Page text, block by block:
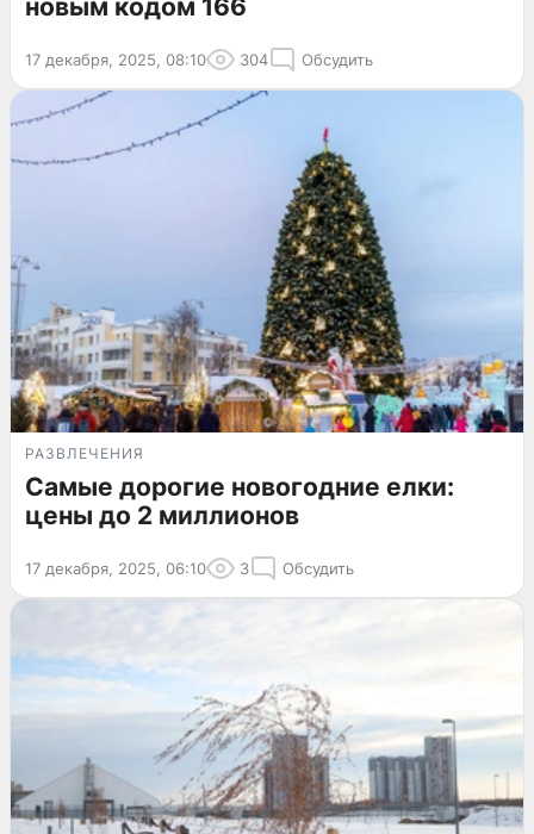
новым кодом 166
17 декабря, 2025, 08:10 304 Обсудить
РАЗВЛЕЧЕНИЯ
Самые дорогие новогодние елки:
цены до 2 миллионов
17 декабря, 2025, 06:10 3 Обсудить